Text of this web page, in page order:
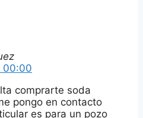
00:00
comprarte soda
pongo en contacto
es para un pozo